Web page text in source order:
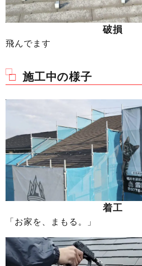
破損
飛んでます
施工中の様子
着工
「お家を、まもる。」